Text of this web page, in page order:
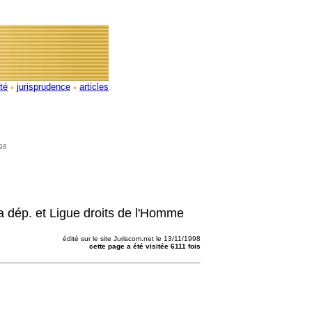
jurisprudence articles
dép. et Ligue droits de l'Homme
édité sur le site Juriscom.net le 13/11/1998
cette page a été visitée 6111 fois